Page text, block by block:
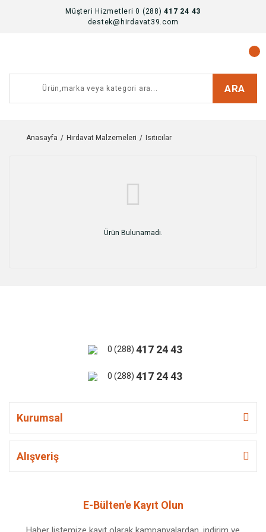
Müşteri Hizmetleri 0 (288)417 24 43
destek@hirdavat39.com
ARA
Anasayfa Hırdavat Malzemeleri Isıtıcılar
Ürün Bulunamadı.
0 (288) 417 24 43
0 (288) 417 24 43
Kurumsal
Alışveriş
E-Bülten'e Kayıt Olun